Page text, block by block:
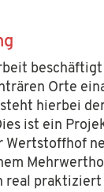
Orte
hierbei
ist ein
Wertstoffhof
real